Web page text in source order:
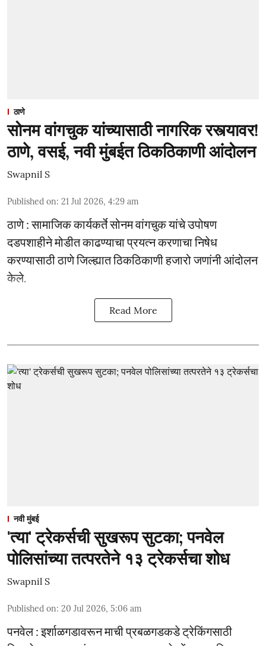
ठाणे
सोनम वांगचुक यांच्यासाठी नागरिक रस्त्यावर!
ठाणे, वसई, नवी मुंबईत ठिकठिकाणी आंदोलन
Swapnil S
Published on: 21 Jul 2026, 4:29 am
ठाणे : सामाजिक कार्यकर्ते सोनम वांगचुक यांचे उपोषण
दडपशाहीने मोडीत काढण्याचा प्रयत्न करणाचा निषेध
करण्यासाठी ठाणे जिल्ह्यात ठिकठिकाणी हजारो जणांनी आंदोलन
केले.
Read More
नवी मुंबई
'त्या' ट्रेकर्सची सुखरूप सुटका; पनवेल
पोलिसांच्या तत्परतेने १३ ट्रेकर्सचा शोध
Swapnil S
Published on: 20 Jul 2026, 5:06 am
पनवेल : इर्शाळगडावरून माची प्रबळगडकडे ट्रेकिंगसाठी